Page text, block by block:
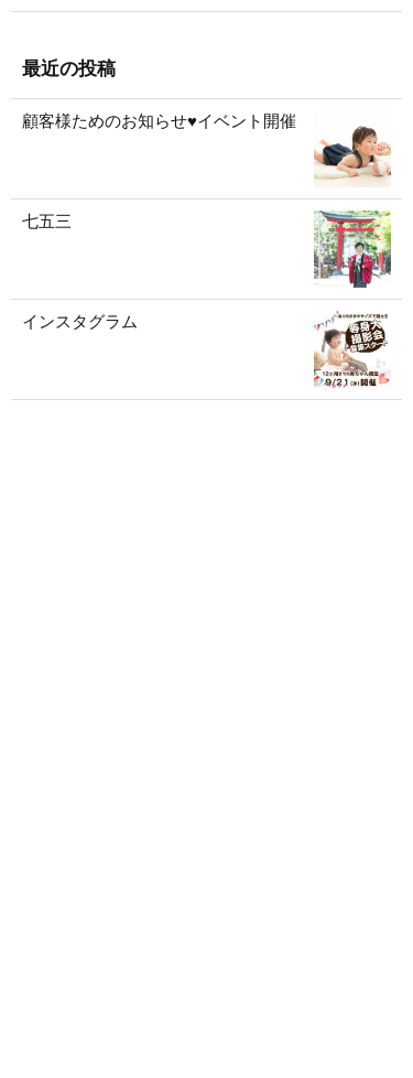
最近の投稿
顧客様ためのお知らせ♥イベント開催
七五三
インスタグラム